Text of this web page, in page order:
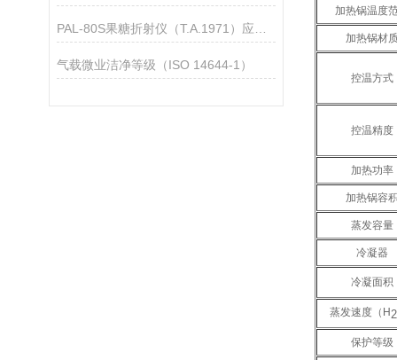
气载微业洁净等级（ISO 14644-1）
加热锅温度
加热锅材
控温方式
控温精度
加热功率
加热锅容
蒸发容量
冷凝器
冷凝面积
蒸发速度（H2
保护等级